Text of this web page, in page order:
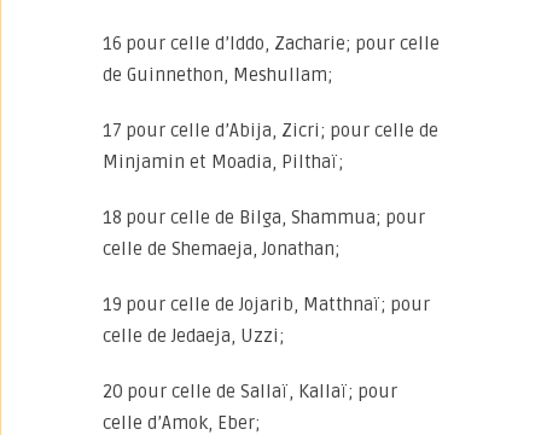
16 pour celle d’Iddo, Zacharie; pour celle
de Guinnethon, Meshullam;
17 pour celle d’Abija, Zicri; pour celle de
Minjamin et Moadia, Pilthaï;
18 pour celle de Bilga, Shammua; pour
celle de Shemaeja, Jonathan;
19 pour celle de Jojarib, Matthnaï; pour
celle de Jedaeja, Uzzi;
20 pour celle de Sallaï, Kallaï; pour
celle d’Amok, Eber;